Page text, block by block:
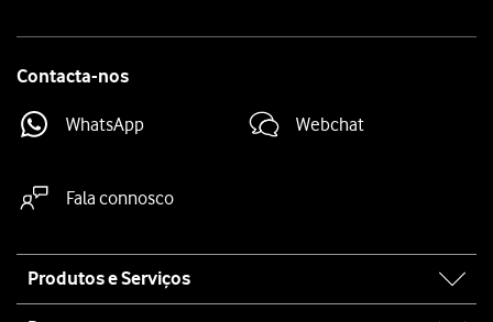
Contacta-nos
WhatsApp Webchat
Fala connosco
map
Produtos e Serviços